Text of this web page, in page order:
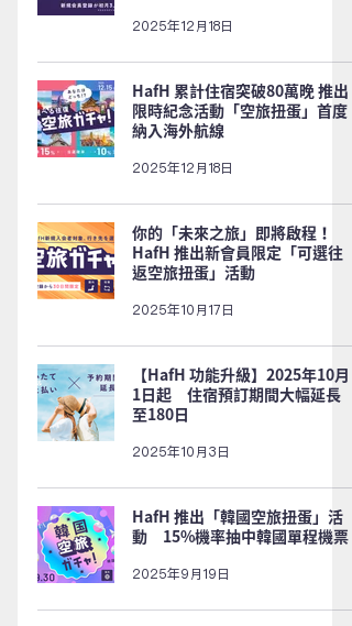
2025年12月18日
HafH 累計住宿突破80萬晚 推出
限時紀念活動「空旅扭蛋」首度
納入海外航線
2025年12月18日
你的「未來之旅」即將啟程！
HafH 推出新會員限定「可選往
返空旅扭蛋」活動
2025年10月17日
【HafH 功能升級】2025年10月
1日起 住宿預訂期間大幅延長
至180日
2025年10月3日
HafH 推出「韓國空旅扭蛋」活
動 15%機率抽中韓國單程機票
2025年9月19日